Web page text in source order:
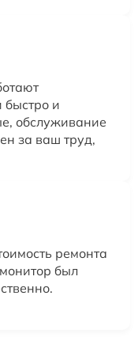
быстро и
обслуживание
за ваш труд,
ремонта
был